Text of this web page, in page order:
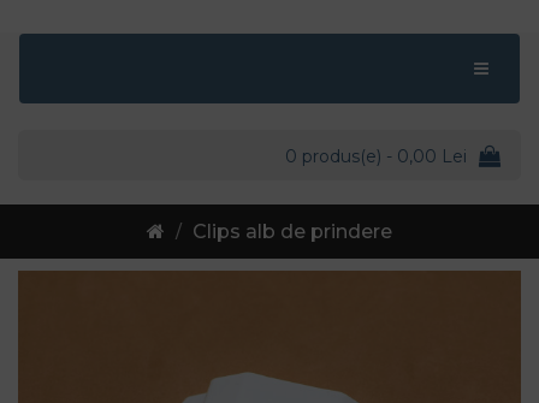
0 produs(e) - 0,00 Lei
Clips alb de prindere